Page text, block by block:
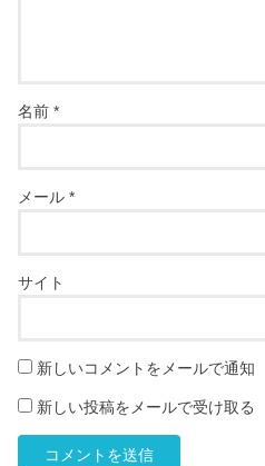
名前*
メール*
サイト
新しいコメントをメールで通知
新しい投稿をメールで受け取る